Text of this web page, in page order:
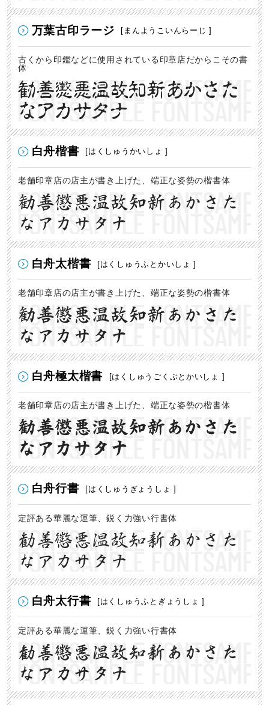
万葉古印ラージ [まんようこいんらーじ ]
古くから印鑑などに使用されている印章店だからこその書
体
勧善懲悪温故知新あかさた
なアカサタナ
白舟楷書 [はくしゅうかいしょ ]
老舗印章店の店主が書き上げた、端正な姿勢の楷書体
勧善懲悪温故知新あかさた
なアカサタナ
白舟太楷書 [はくしゅうふとかいしょ ]
老舗印章店の店主が書き上げた、端正な姿勢の楷書体
勧善懲悪温故知新あかさた
なアカサタナ
白舟極太楷書 [はくしゅうごくぶとかいしょ ]
老舗印章店の店主が書き上げた、端正な姿勢の楷書体
勧善懲悪温故知新あかさた
なアカサタナ
白舟行書 [はくしゅうぎょうしょ ]
定評ある華麗な運筆、鋭く力強い行書体
勧善懲悪温故知新あかさた
なアカサタナ
白舟太行書 [はくしゅうふとぎょうしょ ]
定評ある華麗な運筆、鋭く力強い行書体
勧善懲悪温故知新あかさた
なアカサタナ